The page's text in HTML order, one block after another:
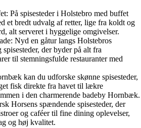
På spisesteder i Holstebro med buffet
et bredt udvalg af retter, lige fra koldt og
alt serveret i hyggelige omgivelser.
Nyd en gåtur langs Holstebros
der byder på alt fra
til stemningsfulde restauranter med
kan du udforske skønne spisesteder,
fisk direkte fra havet til lækre
i den charmerende badeby Hornbæk.
Horsens spændende spisesteder, der
og caféer til fine dining oplevelser,
og høj kvalitet.